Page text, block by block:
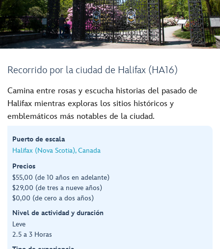
Recorrido por la ciudad de Halifax (HA16)
Camina entre rosas y escucha historias del pasado de
Halifax mientras exploras los sitios históricos y
emblemáticos más notables de la ciudad.
Puerto de escala
Halifax (Nova Scotia), Canada
Precios
$55,00 (de 10 años en adelante)
$29,00 (de tres a nueve años)
$0,00 (de cero a dos años)
Nivel de actividad y duración
Leve
2.5 a 3 Horas